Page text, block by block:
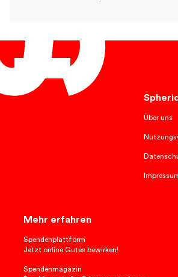
Über uns
Mehr erfahren
Spendenplattform
Jetzt online Gutes bewirken!
Spendenmagazin